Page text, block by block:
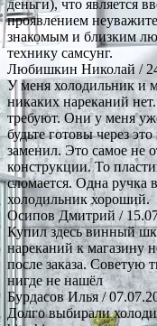
деньги), что является
проявлением
знакомым и близким
технику самсунг.
Любишкин Николай /
У меня холодильник и
никаких нареканий
требуют. Они у меня
будьте готовы через
заменил. Это самое не
конструкции. То
сломается. Одна ручка
холодильник хороший.
Осипов Дмитрий /
Купил здесь винный
нареканий к магазину
после заказа. Советую
нигде не нашёл
Бурдасов Илья/
Долго выбирали